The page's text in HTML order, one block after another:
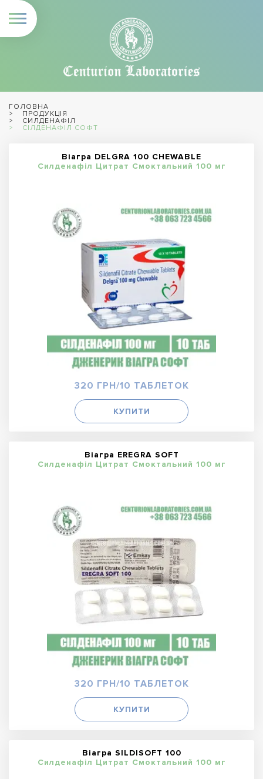
ГОЛОВНА
ПРОДУКЦІЯ
СИЛДЕНАФІЛ
СІЛДЕНАФІЛ СОФТ
Віагра DELGRA 100 CHEWABLE
Силденафіл Цитрат Смоктальний 100 мг
320 ГРН/10 ТАБЛЕТОК
КУПИТИ
Віагра EREGRA SOFT
Силденафіл Цитрат Смоктальний 100 мг
320 ГРН/10 ТАБЛЕТОК
КУПИТИ
Віагра SILDISOFT 100
Силденафіл Цитрат Смоктальний 100 мг